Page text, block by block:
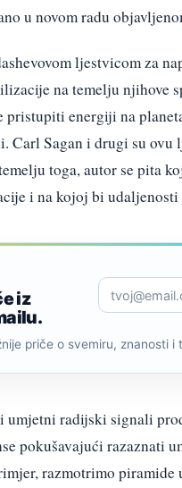
u novom radu
ljestvicom za
na temelju njihove
energiji na
Carl Sagan i drugi su
toga, autor se pita
i na kojoj bi udaljenosti
iz
priče o svemiru, znanosti i
umjetni radijski signali
pokušavajući razaznati
razmotrimo